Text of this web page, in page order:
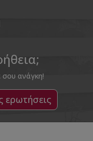
σου ανάγκη!
ερωτήσεις